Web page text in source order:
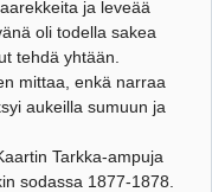
ja leveää
oli todella sakea
tehdä yhtään.
mittaa, enkä narraa
aukeilla sumuun ja
Tarkka-ampuja
sodassa 1877-1878.